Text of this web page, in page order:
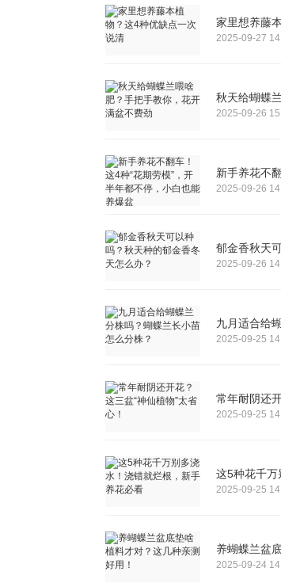
家里想养藤
2025-09-27
秋天给蝴蝶
2025-09-26
新手养花不
2025-09-26
郁金香秋天
2025-09-26
九月适合给
2025-09-25
常年耐阴还
2025-09-25
这5种花千万
2025-09-25
养蝴蝶兰盆
2025-09-24